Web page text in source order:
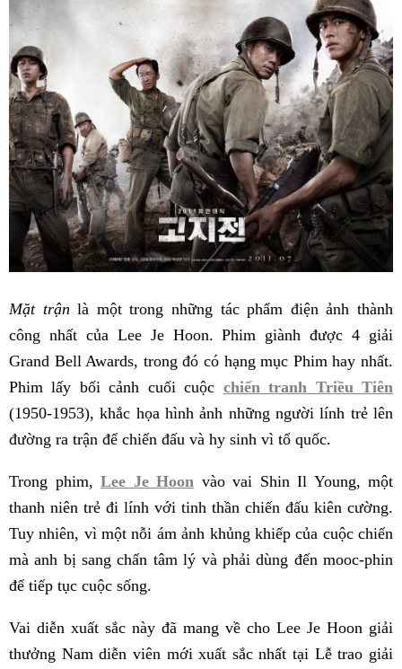
Mặt trận là một trong những tác phẩm điện ảnh thành
công nhất của Lee Je Hoon. Phim giành được 4 giải
Grand Bell Awards, trong đó có hạng mục Phim hay nhất.
Phim lấy bối cảnh cuối cuộc chiến tranh Triều Tiên
(1950-1953), khắc họa hình ảnh những người lính trẻ lên
đường ra trận để chiến đấu và hy sinh vì tổ quốc.
Trong phim, Lee Je Hoon vào vai Shin Il Young, một
thanh niên trẻ đi lính với tinh thần chiến đấu kiên cường.
Tuy nhiên, vì một nỗi ám ảnh khủng khiếp của cuộc chiến
mà anh bị sang chấn tâm lý và phải dùng đến mooc-phin
để tiếp tục cuộc sống.
Vai diễn xuất sắc này đã mang về cho Lee Je Hoon giải
thưởng Nam diễn viên mới xuất sắc nhất tại Lễ trao giải